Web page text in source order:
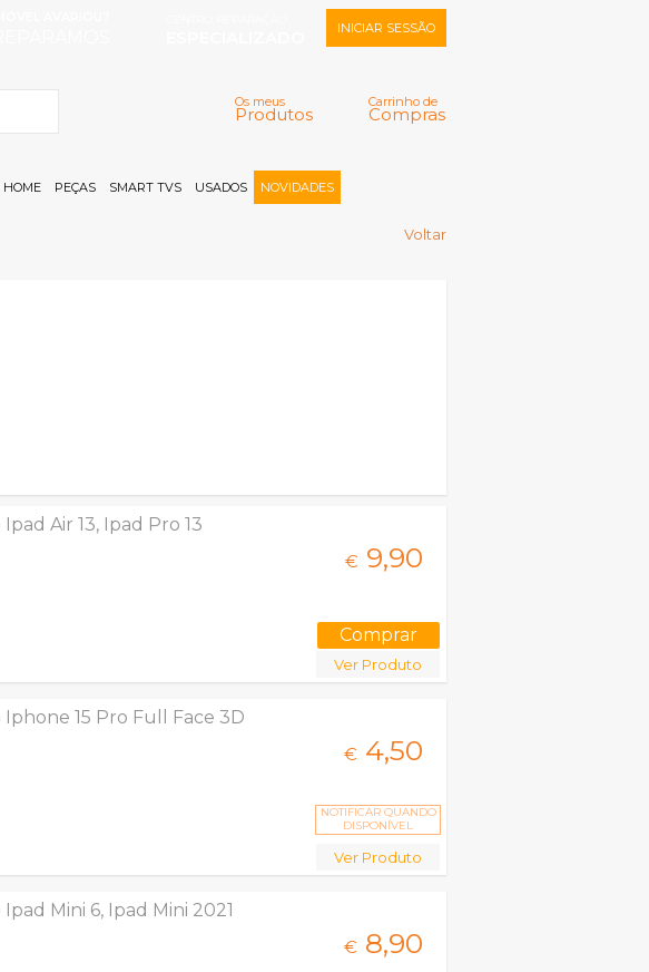
Carrinho de
Compras
Os meus
Produtos
INICIAR SESSÃO
Memorizar
Registar |
HOME PEÇAS SMART TVS USADOS NOVIDADES
Voltar
Air 13, Ipad Pro 13
€ 9,90
Ver Produto
15 Pro Full Face 3D
€ 4,50
NOTIFICAR QUANDO
DISPONÍVEL
Ver Produto
Mini 6, Ipad Mini 2021
€ 8,90